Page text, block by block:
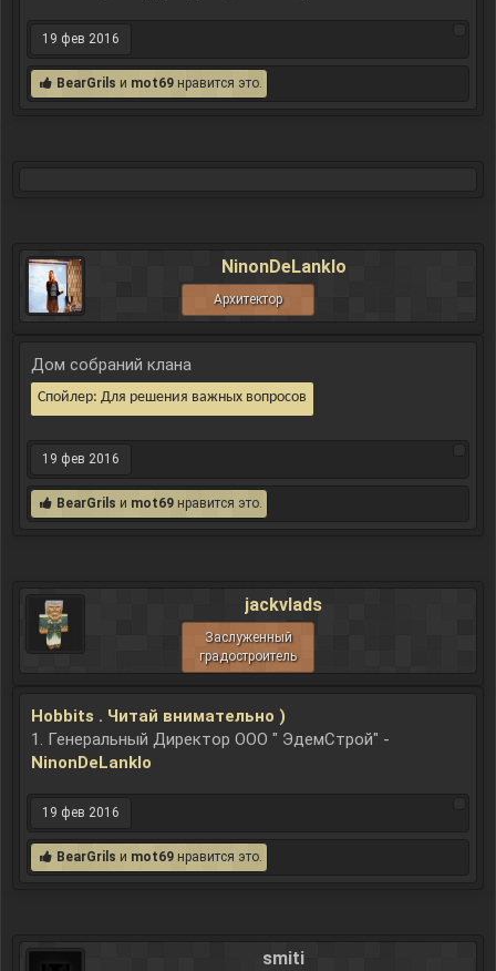
19 фев 2016
BearGrils и mot69 нравится это.
NinonDeLanklo
Архитектор
Дом собраний клана
Спойлер: Для решения важных вопросов
19 фев 2016
BearGrils и mot69 нравится это.
jackvlads
Заслуженный
градостроитель
Hobbits . Читай внимательно )
1. Генеральный Директор ООО " ЭдемСтрой" -
NinonDeLanklo
19 фев 2016
BearGrils и mot69 нравится это.
smiti